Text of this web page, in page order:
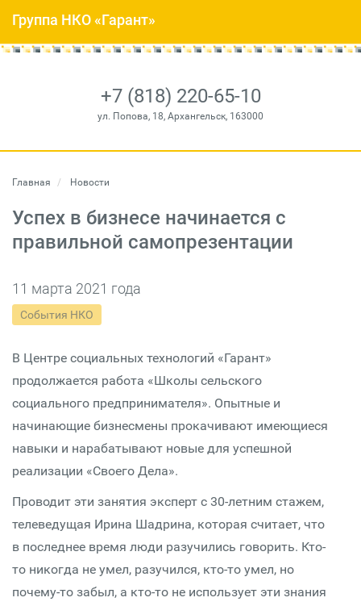
+7 (818) 220-65-10
ул. Попова, 18, Архангельск, 163000
Группа НКО «Гарант»
Главная Новости
Успех в бизнесе начинается с
правильной самопрезентации
11 марта 2021 года
События НКО
В Центре социальных технологий «Гарант»
продолжается работа «Школы сельского
социального предпринимателя». Опытные и
начинающие бизнесмены прокачивают имеющиеся
навыки и нарабатывают новые для успешной
реализации «Своего Дела».
Проводит эти занятия эксперт с 30-летним стажем,
телеведущая Ирина Шадрина, которая считает, что
в последнее время люди разучились говорить. Кто-
то никогда не умел, разучился, кто-то умел, но
почему-то забыл, а кто-то не использует эти знания